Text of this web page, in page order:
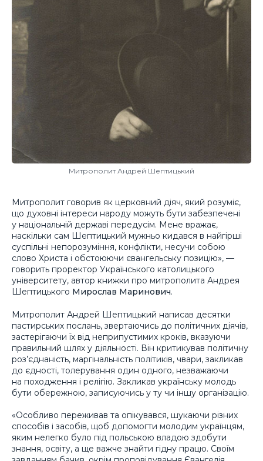
Митрополит Андрей Шептицький
Митрополит говорив як церковний діяч, який розуміє,
що духовні інтереси народу можуть бути забезпечені
у національній державі передусім. Мене вражає,
наскільки сам Шептицький мужньо кидався в найгірші
суспільні непорозуміння, конфлікти, несучи собою
слово Христа і обстоюючи євангельську позицію», —
говорить проректор Українського католицького
університету, автор книжки про митрополита Андрея
Шептицького Мирослав Маринович.
Митрополит Андрей Шептицький написав десятки
пастирських послань, звертаючись до політичних діячів,
застерігаючи їх від неприпустимих кроків, вказуючи
правильний шлях у діяльності. Він критикував політичну
роз’єднаність, маргінальність політиків, чвари, закликав
до єдності, толерування один одного, незважаючи
на походження і релігію. Закликав українську молодь
бути обережною, записуючись у ту чи іншу організацію.
«Особливо переживав та опікувався, шукаючи різних
способів і засобів, щоб допомогти молодим українцям,
яким нелегко було під польською владою здобути
знання, освіту, а ще важче знайти гідну працю. Своїм